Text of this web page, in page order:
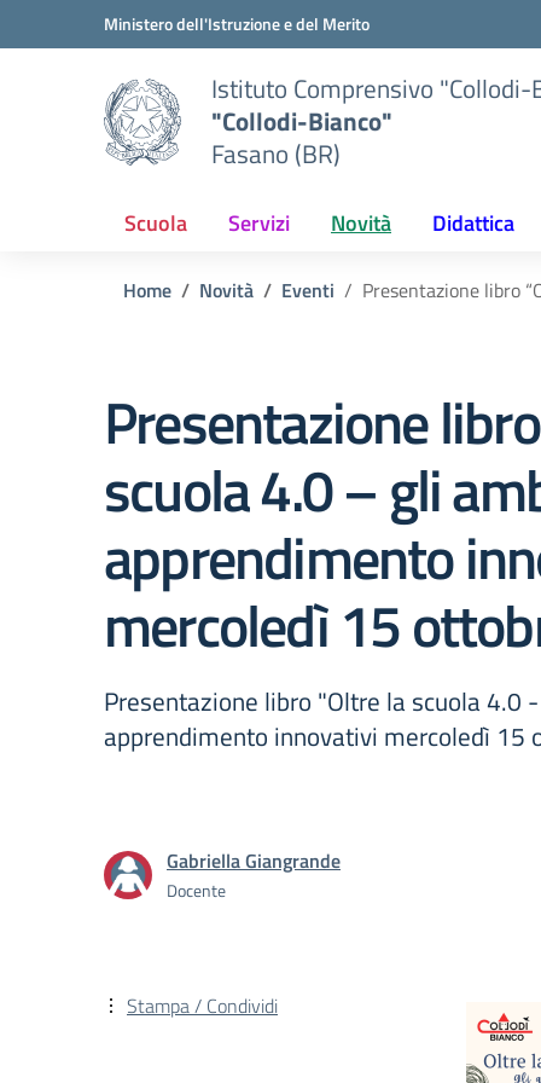
Vai ai contenuti
Vai al menu di navigazioneMinistero dell'Istruzione e del Merito
Istituto Comprensivo "Collodi-
"Collodi-Bianco"
Fasano (BR)
Scuola Servizi Novità Didattica
Home Novità Eventi Presentazione libro
Presentazione
scuola 4.0 – gli
apprendimento
mercoledì 15
Presentazione libro "Oltre la scuola 4.0
apprendimento innovativi mercoledì 15
Gabriella Giangrande
Docente
Stampa / Condividi